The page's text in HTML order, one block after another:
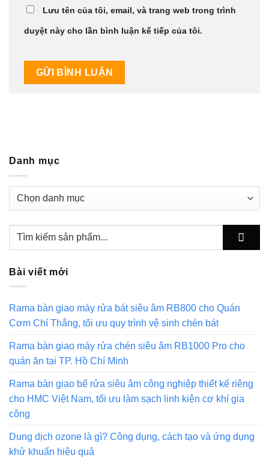
Lưu tên của tôi, email, và trang web trong trình
duyệt này cho lần bình luận kế tiếp của tôi.
Danh mục
Danh
Bài viết mới
Rama bàn giao máy rửa bát siêu âm RB800 cho Quán
Cơm Chí Thắng, tối ưu quy trình vệ sinh chén bát
Rama bàn giao máy rửa chén siêu âm RB1000 Pro cho
quán ăn tại TP. Hồ Chí Minh
Rama bàn giao bể rửa siêu âm công nghiệp thiết kế riêng
cho HMC Việt Nam, tối ưu làm sạch linh kiện cơ khí gia
công
Dung dịch ozone là gì? Công dụng, cách tạo và ứng dụng
khử khuẩn hiệu quả